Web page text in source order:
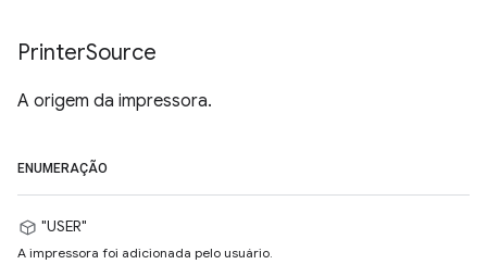
PrinterSource
A origem da impressora.
ENUMERAÇÃO
"USER"
A impressora foi adicionada pelo usuário.